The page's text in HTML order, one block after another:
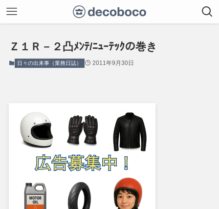
Ｚ１Ｒ－２凸ﾒﾝﾃ/ﾆｭｰﾃｯｸの巻き
日々の出来事（業務日誌） 2011年9月30日